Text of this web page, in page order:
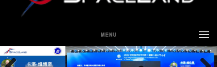
MENU